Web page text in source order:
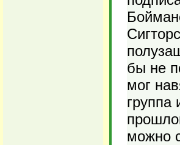
бы не
мог
группа
можно